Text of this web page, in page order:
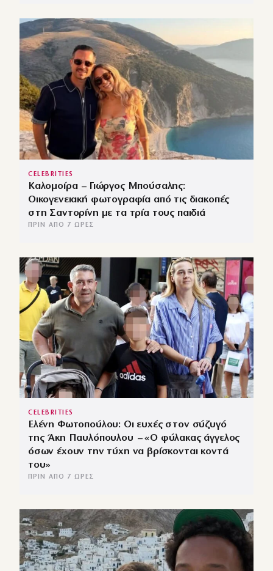
CELEBRITIES
Καλομοίρα – Γιώργος Μπούσαλης:
Οικογενειακή φωτογραφία από τις διακοπές
στη Σαντορίνη με τα τρία τους παιδιά
ΠΡΙΝ ΑΠΌ 7 ΏΡΕΣ
CELEBRITIES
Ελένη Φωτοπούλου: Οι ευχές στον σύζυγό
της Άκη Παυλόπουλου – «Ο φύλακας άγγελος
όσων έχουν την τύχη να βρίσκονται κοντά
του»
ΠΡΙΝ ΑΠΌ 7 ΏΡΕΣ